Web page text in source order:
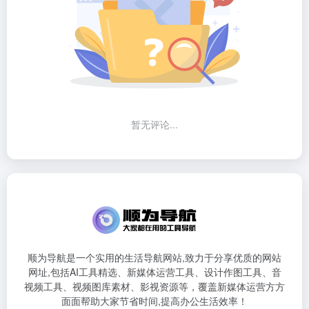
暂无评论...
顺为导航是一个实用的生活导航网站,致力于分享优质的网站
网址,包括AI工具精选、新媒体运营工具、设计作图工具、音
视频工具、视频图库素材、影视资源等，覆盖新媒体运营方方
面面帮助大家节省时间,提高办公生活效率！